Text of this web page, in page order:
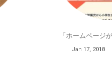
「ホームページ
Jan 17, 2018